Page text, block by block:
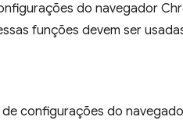
do navegador
funções devem ser
configurações do